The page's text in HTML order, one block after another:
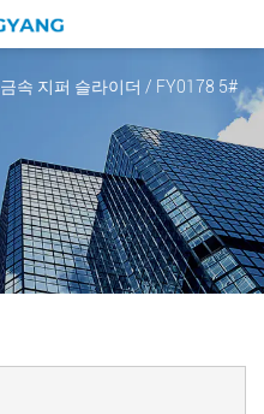
금속 지퍼 슬라이더 / FY0178 5#